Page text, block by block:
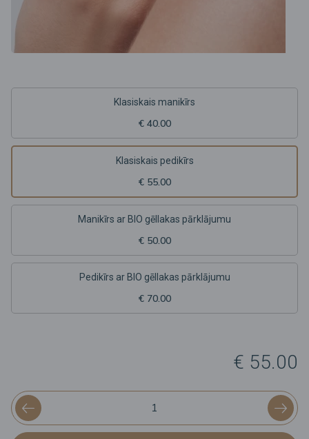
Klasiskais manikīrs
€ 40.00
Klasiskais pedikīrs
€ 55.00
Manikīrs ar BIO gēllakas pārklājumu
€ 50.00
Pedikīrs ar BIO gēllakas pārklājumu
€ 70.00
€ 55.00